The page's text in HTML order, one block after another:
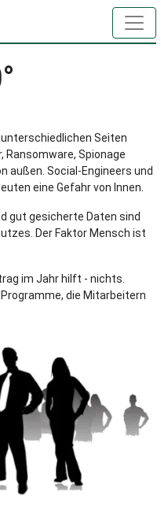
Seiten
Ransomware, Spionage
außen. Social-Engineers und
eine Gefahr von Innen.
gut gesicherte Daten sind
Der Faktor Mensch ist
im Jahr hilft - nichts.
die Mitarbeitern